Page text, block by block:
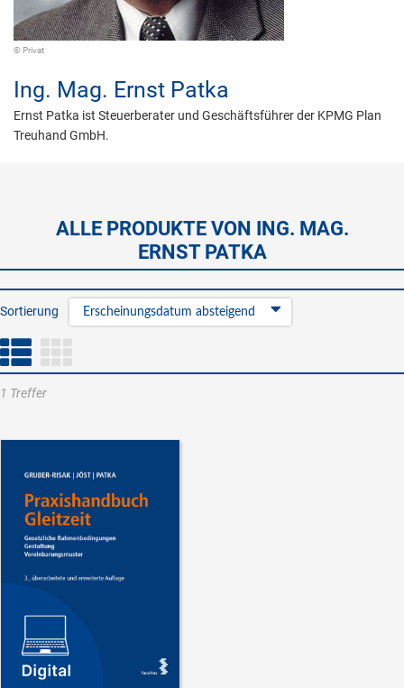
© Privat
Ing. Mag. Ernst Patka
Ernst Patka ist Steuerberater und Geschäftsführer der KPMG Plan
Treuhand GmbH.
ALLE PRODUKTE VON ING. MAG.
ERNST PATKA
Sortierung Erscheinungsdatum absteigend
1 Treffer